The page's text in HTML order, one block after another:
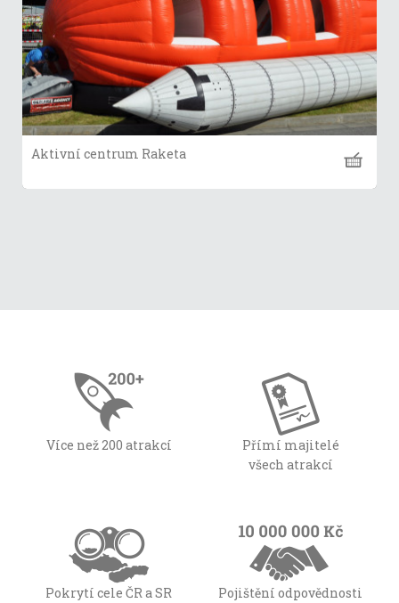
Aktivní centrum Raketa
Více než 200 atrakcí
Přímí majitelé
všech atrakcí
Pokrytí cele ČR a SR Pojištění odpovědnosti